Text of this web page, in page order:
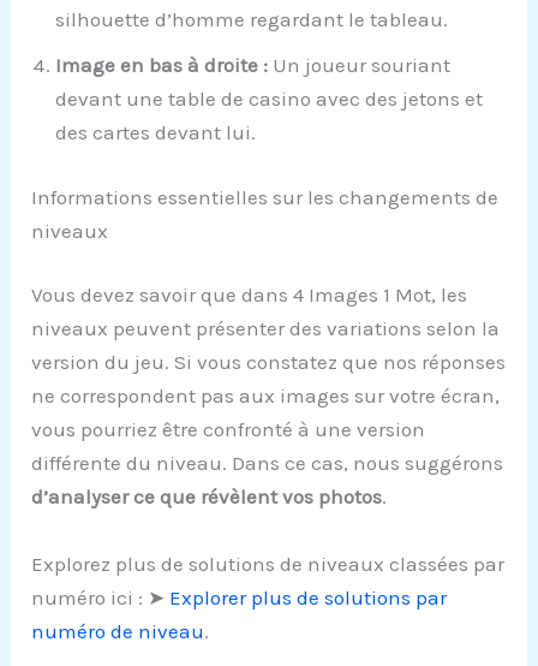
silhouette d’homme regardant le tableau.
Image en bas à droite : Un joueur souriant
devant une table de casino avec des jetons et
des cartes devant lui.
Informations essentielles sur les changements de
niveaux
Vous devez savoir que dans 4 Images 1 Mot, les
niveaux peuvent présenter des variations selon la
version du jeu. Si vous constatez que nos réponses
ne correspondent pas aux images sur votre écran,
vous pourriez être confronté à une version
différente du niveau. Dans ce cas, nous suggérons
d’analyser ce que révèlent vos photos.
Explorez plus de solutions de niveaux classées par
numéro ici : ➤ Explorer plus de solutions par
numéro de niveau.